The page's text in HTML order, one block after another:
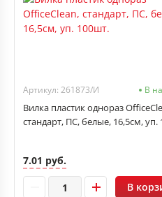
Артикул: 261873/И В
Вилка пластик однораз
стандарт, ПС, белые, 16,5см, уп.
7.01 руб.
В